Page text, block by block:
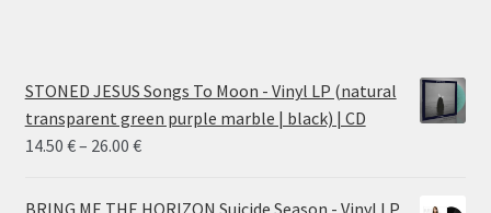
STONED JESUS Songs To Moon - Vinyl LP (natural
transparent green purple marble | black) | CD
14.50 €– 26.00 €Price
14.50 €